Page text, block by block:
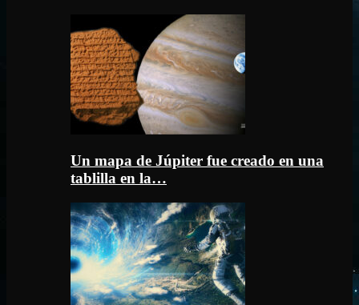
Un mapa de Júpiter fue creado en una
tablilla en la…